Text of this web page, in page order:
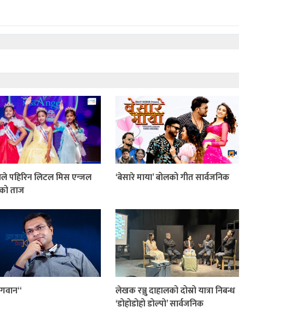
पहिरिन लिटल मिस एन्जल
ताज
‘बेसारे माया’ बोलको गीत सार्वजनिक
लेखक रञ्जु दाहालको दोस्रो यात्रा निबन्ध
‘डोहोडोहो डोल्पो’ सार्वजनिक